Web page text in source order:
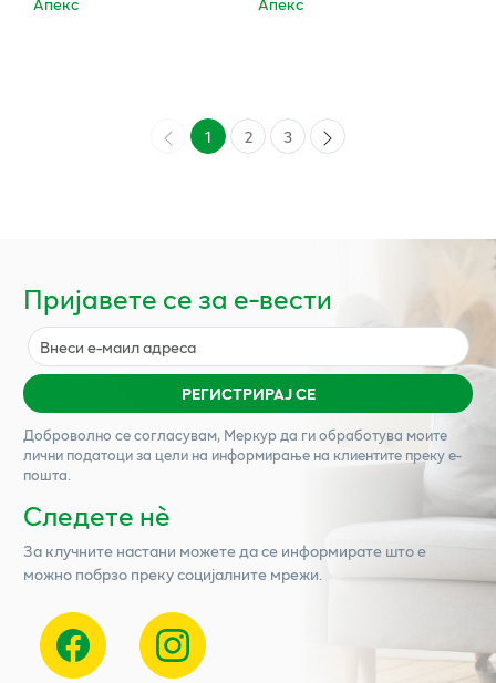
1 2 3
Пријавете се за е-вести
РЕГИСТРИРАЈ СЕ
Доброволно се согласувам, Меркурда ги обработува моите
лични податоци за цели на информирање на клиентите преку е-
пошта.
Следете нѐ
За клучните настани можете да се информирате што е
можно побрзо преку социјалните мрежи.